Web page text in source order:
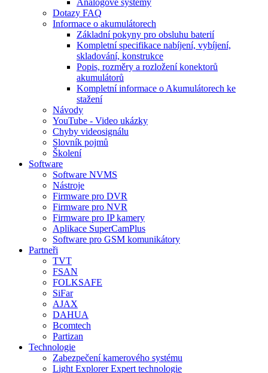
Analogové systémy
Dotazy FAQ
Informace o akumulátorech
Základní pokyny pro obsluhu baterií
Kompletní specifikace nabíjení, vybíjení,
skladování, konstrukce
Popis, rozměry a rozložení konektorů
akumulátorů
Kompletní informace o Akumulátorech ke
stažení
Návody
YouTube - Video ukázky
Chyby videosignálu
Slovník pojmů
Školení
Software
Software NVMS
Nástroje
Firmware pro DVR
Firmware pro NVR
Firmware pro IP kamery
Aplikace SuperCamPlus
Software pro GSM komunikátory
Partneři
TVT
FSAN
FOLKSAFE
SiFar
AJAX
DAHUA
Bcomtech
Partizan
Technologie
Zabezpečení kamerového systému
Light Explorer Expert technologie